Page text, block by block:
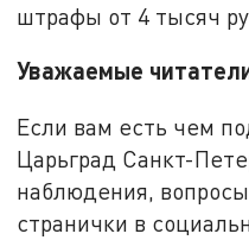
штрафы от 4 тысяч
Уважаемые
Если вам есть чем
Царьград Санкт-
наблюдения,
странички в